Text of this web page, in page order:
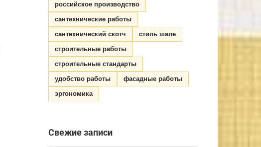
российское производство
сантехнические работы
сантехнический скотч
стиль шале
строительные работы
строительные стандарты
удобство работы
фасадные работы
эргономика
Свежие записи